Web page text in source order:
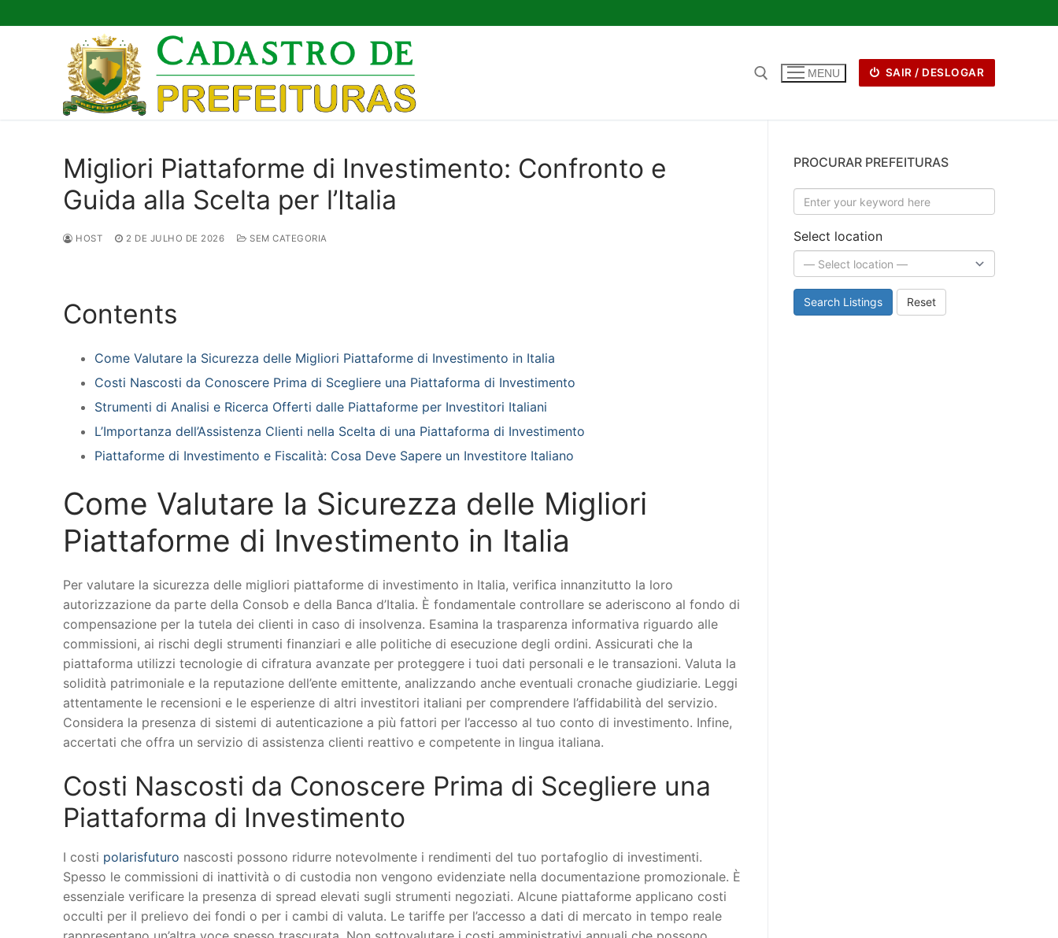
para
MENU SAIR / DESLOGAR
Migliori Piattaforme di Investimento: Confronto e
Guida alla Scelta per l’Italia
HOST 2 DE JULHO DE 2026 SEM CATEGORIA
Contents
Come Valutare la Sicurezza delle Migliori Piattaforme di Investimento in Italia
Costi Nascosti da Conoscere Prima di Scegliere una Piattaforma di Investimento
Strumenti di Analisi e Ricerca Offerti dalle Piattaforme per Investitori Italiani
L’Importanza dell’Assistenza Clienti nella Scelta di una Piattaforma di Investimento
Piattaforme di Investimento e Fiscalità: Cosa Deve Sapere un Investitore Italiano
Come Valutare la Sicurezza delle Migliori
Piattaforme di Investimento in Italia
Per valutare la sicurezza delle migliori piattaforme di investimento in Italia, verifica innanzitutto la loro
autorizzazione da parte della Consob e della Banca d’Italia. È fondamentale controllare se aderiscono al fondo di
compensazione per la tutela dei clienti in caso di insolvenza. Esamina la trasparenza informativa riguardo alle
commissioni, ai rischi degli strumenti finanziari e alle politiche di esecuzione degli ordini. Assicurati che la
piattaforma utilizzi tecnologie di cifratura avanzate per proteggere i tuoi dati personali e le transazioni. Valuta la
solidità patrimoniale e la reputazione dell’ente emittente, analizzando anche eventuali cronache giudiziarie. Leggi
attentamente le recensioni e le esperienze di altri investitori italiani per comprendere l’affidabilità del servizio.
Considera la presenza di sistemi di autenticazione a più fattori per l’accesso al tuo conto di investimento. Infine,
accertati che offra un servizio di assistenza clienti reattivo e competente in lingua italiana.
Costi Nascosti da Conoscere Prima di Scegliere una
Piattaforma di Investimento
I costi polarisfuturo nascosti possono ridurre notevolmente i rendimenti del tuo portafoglio di investimenti.
Spesso le commissioni di inattività o di custodia non vengono evidenziate nella documentazione promozionale. È
essenziale verificare la presenza di spread elevati sugli strumenti negoziati. Alcune piattaforme applicano costi
occulti per il prelievo dei fondi o per i cambi di valuta. Le tariffe per l’accesso a dati di mercato in tempo reale
PROCURAR PREFEITURAS
Select location
Search Listings Reset